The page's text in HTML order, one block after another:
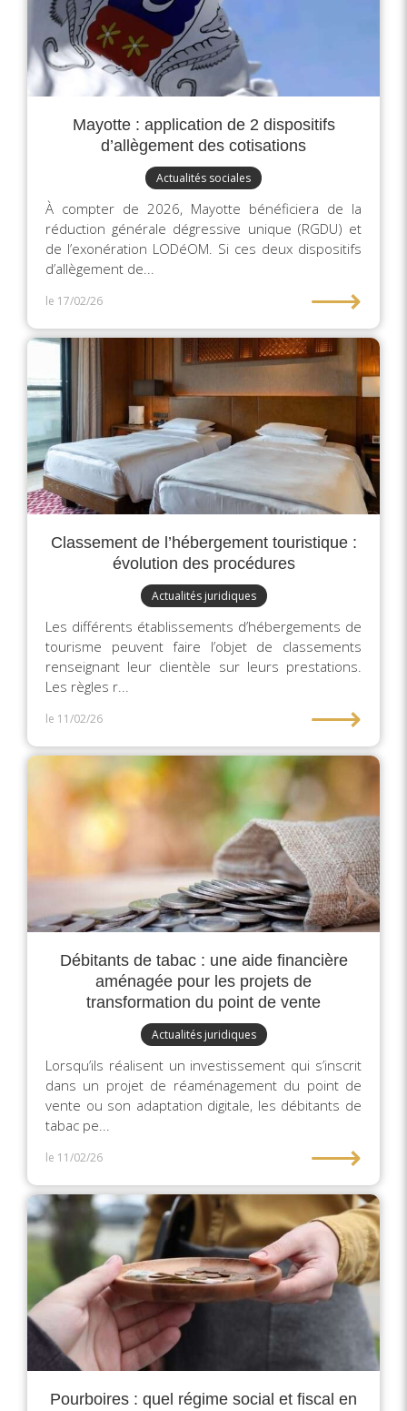
Mayotte : application de 2 dispositifs
d’allègement des cotisations
Actualités sociales
À compter de 2026, Mayotte bénéficiera de la
réduction générale dégressive unique (RGDU) et
de l’exonération LODéOM. Si ces deux dispositifs
d’allègement de...
le 17/02/26 ⟶
Classement de l’hébergement touristique :
évolution des procédures
Actualités juridiques
Les différents établissements d’hébergements de
tourisme peuvent faire l’objet de classements
renseignant leur clientèle sur leurs prestations.
Les règles r...
le 11/02/26 ⟶
Débitants de tabac : une aide financière
aménagée pour les projets de
transformation du point de vente
Actualités juridiques
Lorsqu’ils réalisent un investissement qui s’inscrit
dans un projet de réaménagement du point de
vente ou son adaptation digitale, les débitants de
tabac pe...
le 11/02/26 ⟶
Pourboires : quel régime social et fiscal en